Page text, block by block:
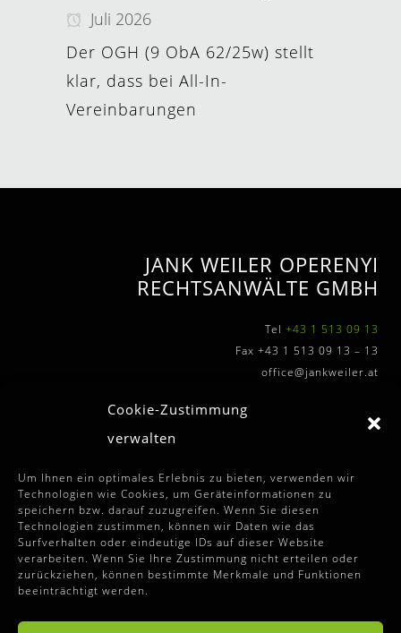
Cookie-Zustimmung
verwalten
Um Ihnen ein optimales Erlebnis zu bieten, verwenden wir
Technologien wie Cookies, um Geräteinformationen zu
speichern bzw. darauf zuzugreifen. Wenn Sie diesen
Technologien zustimmen, können wir Daten wie das
Surfverhalten oder eindeutige IDs auf dieser Website
verarbeiten. Wenn Sie Ihre Zustimmung nicht erteilen oder
zurückziehen, können bestimmte Merkmale und Funktionen
beeinträchtigt werden.
Juli 2026
Der OGH (9 ObA 62/25w) stellt
klar, dass bei All-In-
Vereinbarungen
JANK WEILER OPERENYI
RECHTSANWÄLTE GMBH
Tel +43 1 513 09 13
Fax +43 1 513 09 13 – 13
office@jankweiler.at
WEITERFÜHRENDE INFOS
Allgemeine Auftragssbedingungen
Disclaimer
Impressum